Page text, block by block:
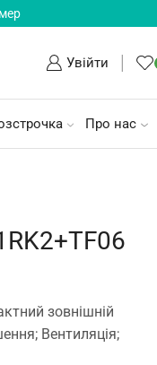
Увійти
Про нас
зовнішній
Вентиляція;